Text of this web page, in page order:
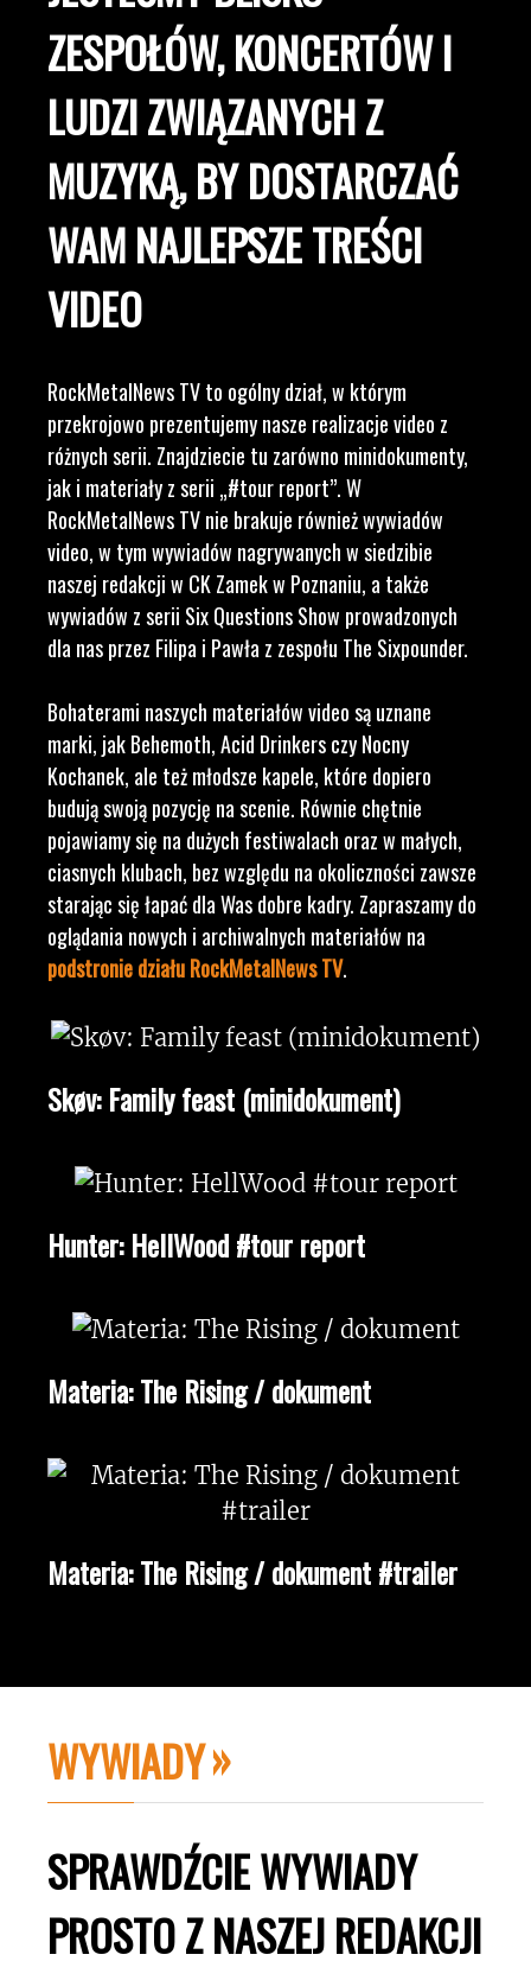
ZESPOŁÓW, KONCERTÓW I
LUDZI ZWIĄZANYCH Z
MUZYKĄ, BY DOSTARCZAĆ
WAM NAJLEPSZE TREŚCI
VIDEO
RockMetalNews TV to ogólny dział, w którym
przekrojowo prezentujemy nasze realizacje video z
różnych serii. Znajdziecie tu zarówno minidokumenty,
jak i materiały z serii „#tour report”. W
RockMetalNews TV nie brakuje również wywiadów
video, w tym wywiadów nagrywanych w siedzibie
naszej redakcji w CK Zamek w Poznaniu, a także
wywiadów z serii Six Questions Show prowadzonych
dla nas przez Filipa i Pawła z zespołu The Sixpounder.
Bohaterami naszych materiałów video są uznane
marki, jak Behemoth, Acid Drinkers czy Nocny
Kochanek, ale też młodsze kapele, które dopiero
budują swoją pozycję na scenie. Równie chętnie
pojawiamy się na dużych festiwalach oraz w małych,
ciasnych klubach, bez względu na okoliczności zawsze
starając się łapać dla Was dobre kadry. Zapraszamy do
oglądania nowych i archiwalnych materiałów na
podstronie działu RockMetalNews TV.
Skøv: Family feast (minidokument)
Hunter: HellWood #tour report
Materia: The Rising / dokument
Materia: The Rising / dokument #trailer
WYWIADY
SPRAWDŹCIE WYWIADY
PROSTO Z NASZEJ REDAKCJI